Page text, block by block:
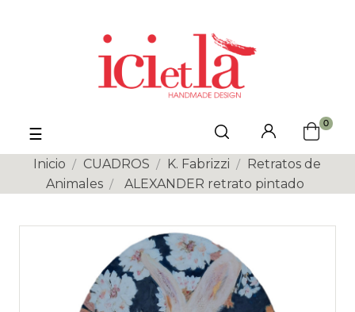
Navegación
de
palanca
☰
0
Inicio CUADROS K. Fabrizzi
Retratos de
Animales
ALEXANDER retrato pintado